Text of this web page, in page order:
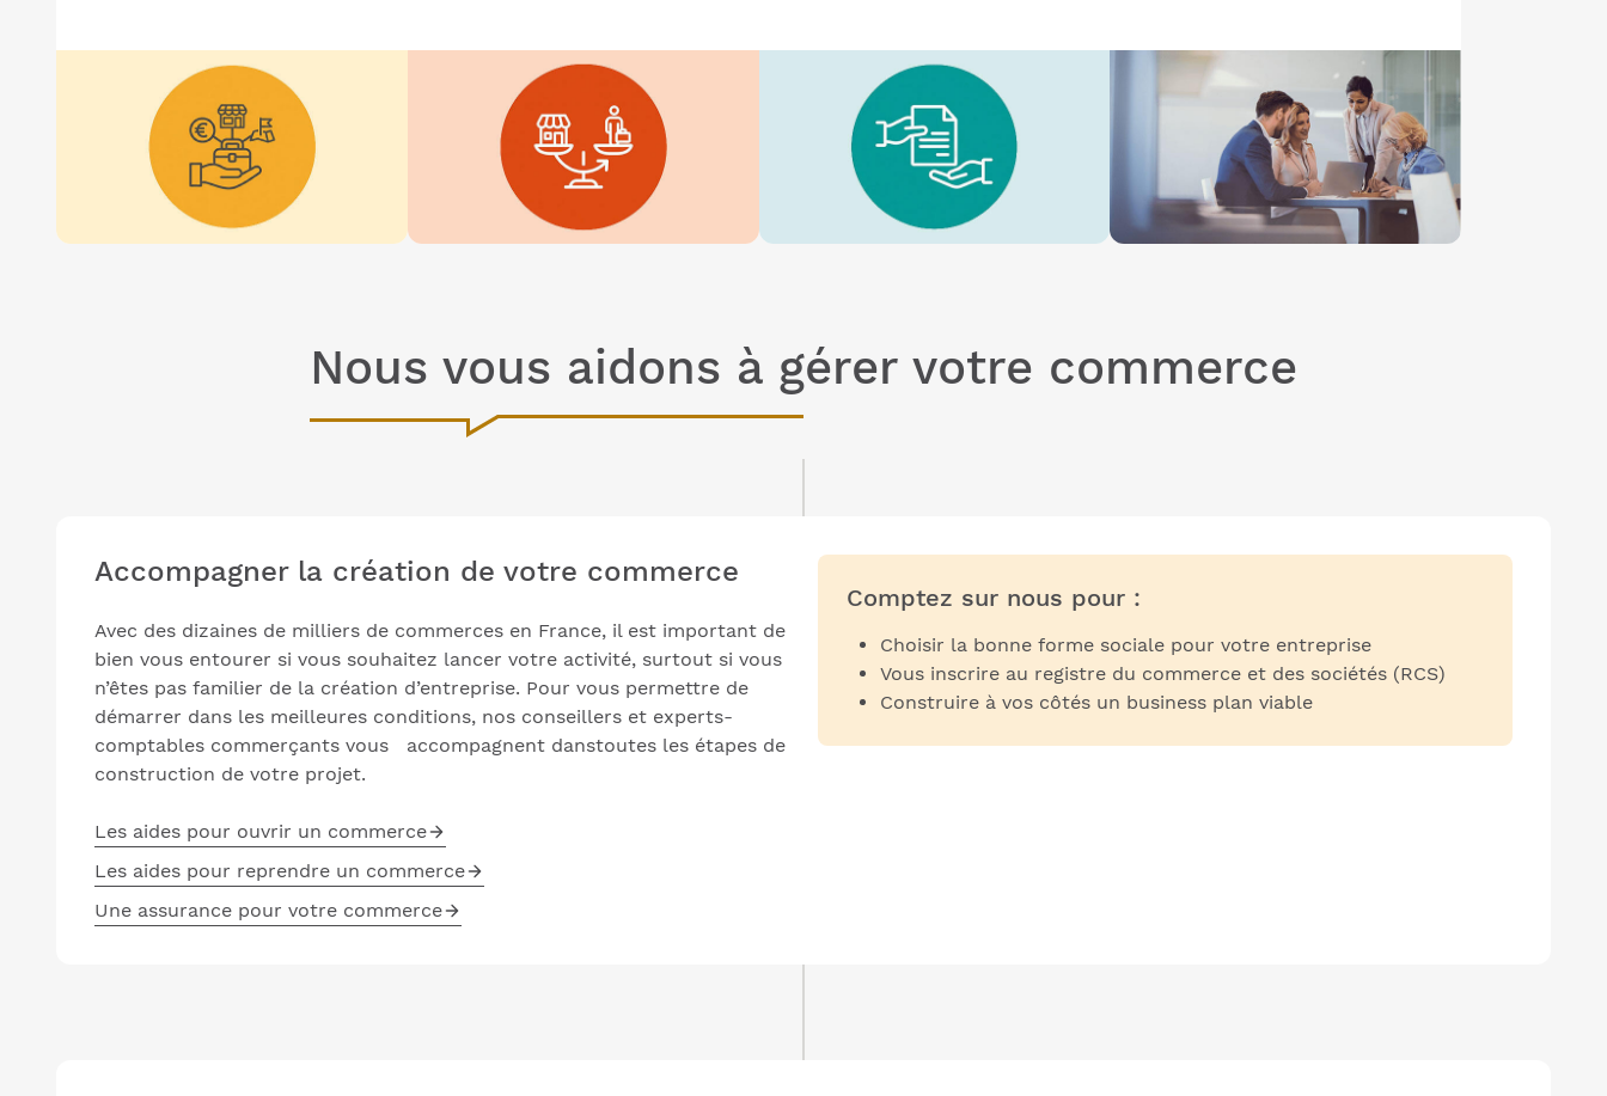
Nous vous aidons à gérer votre commerce
Accompagner la création de votre commerce
Avec des dizaines de milliers de commerces en France, il est important de
bien vous entourer si vous souhaitez lancer votre activité, surtout si vous
n’êtes pas familier de la création d’entreprise. Pour vous permettre de
démarrer dans les meilleures conditions, nos conseillers et experts-
comptables commerçants vous accompagnent danstoutes les étapes de
construction de votre projet.
Les aides pour ouvrir un commerce
Les aides pour reprendre un commerce
Une assurance pour votre commerce
Comptez sur nous pour :
Choisir la bonne forme sociale pour votre entreprise
Vous inscrire au registre du commerce et des sociétés (RCS)
Construire à vos côtés un business plan viable